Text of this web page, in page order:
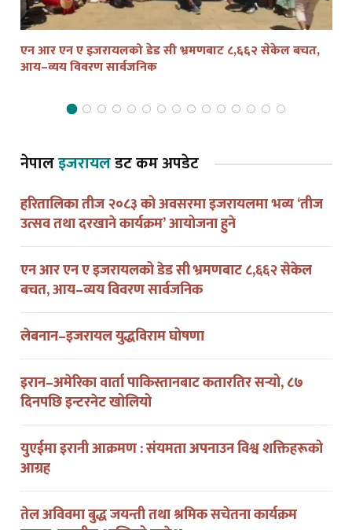
एन आर एन ए इजरायलको डेड सी भ्रमणबाट ८,६६२ सेकेल बचत,
आय–व्यय विवरण सार्वजनिक
नेपालइजरायलडट कम अपडेट
हरितालिका तीज २०८३ को अवसरमा इजरायलमा भव्य ‘तीज
उत्सव तथा दरखाने कार्यक्रम’ आयोजना हुने
एन आर एन ए इजरायलको डेड सी भ्रमणबाट ८,६६२ सेकेल
बचत, आय–व्यय विवरण सार्वजनिक
लेबनान–इजरायल युद्धविराम घोषणा
इरान–अमेरिका वार्ता पाकिस्तानबाट कतारतिर सर्‍यो, ८७
दिनपछि इन्टरनेट खोलियो
युएईमा इरानी आक्रमण : संयमता अपनाउन विश्व शक्तिहरूको
आग्रह
तेल अविवमा बुद्ध जयन्ती तथा श्रमिक सचेतना कार्यक्रम